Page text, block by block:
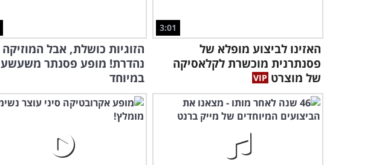
3:01
האזינו לביצוע מופלא של
פסנתרנית מוכשרת לקלאסיקה
של מוצרט
הזוגיות כושלת, אבל המוזיקה
נהדרת! מופע פסנתר משעשע
במיוחד